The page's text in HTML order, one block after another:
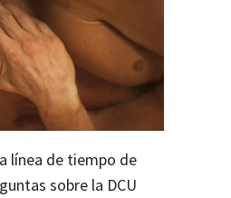
línea de tiempo de
sobre la DCU